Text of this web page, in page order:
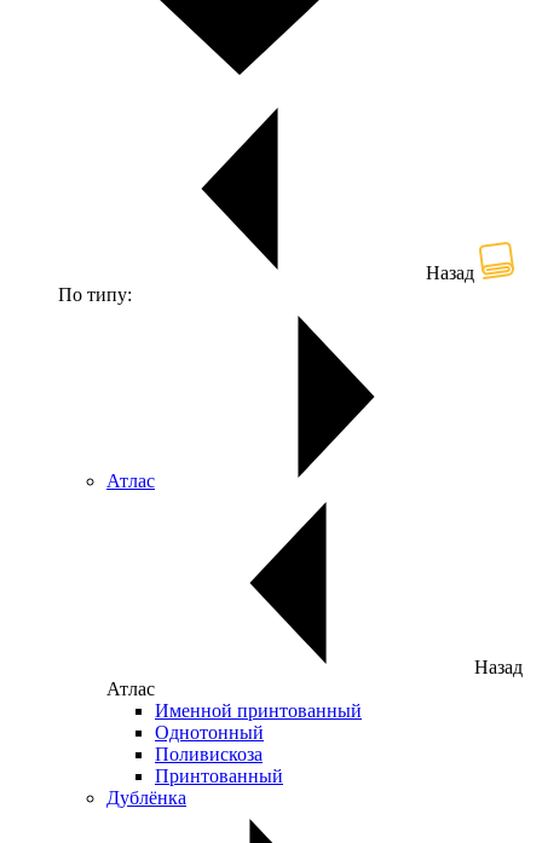
Назад
По типу:
Атлас
Назад
Атлас
Именной принтованный
Однотонный
Поливискоза
Принтованный
Дублёнка